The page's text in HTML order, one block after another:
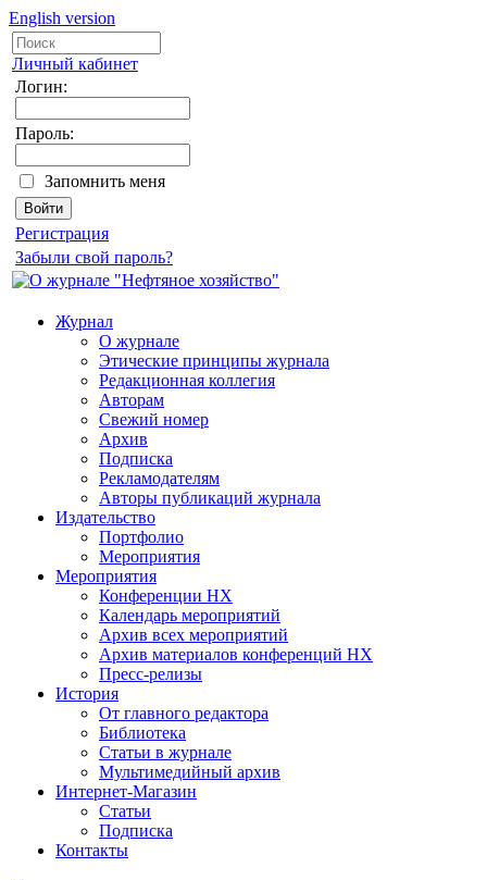
English version
Личный кабинет
Логин:
Пароль:
Запомнить меня
Регистрация
Забыли свой пароль?
Журнал
О журнале
Этические принципы журнала
Редакционная коллегия
Авторам
Свежий номер
Архив
Подписка
Рекламодателям
Авторы публикаций журнала
Издательство
Портфолио
Мероприятия
Мероприятия
Конференции НХ
Календарь мероприятий
Архив всех мероприятий
Архив материалов конференций НХ
Пресс-релизы
История
От главного редактора
Библиотека
Статьи в журнале
Мультимедийный архив
Интернет-Магазин
Статьи
Подписка
Контакты